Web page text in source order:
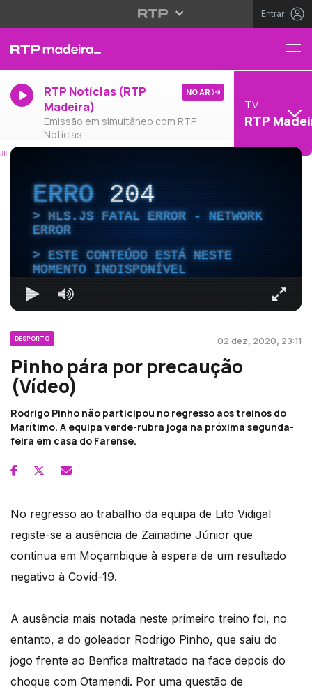
Entrar
RTP Notícias (RTP
Madeira)
Emissão em simultâneo com RTP
Notícias
NO AR
TV
RTP
ERRO204
HLS.JS FATAL ERROR - NETWORK
ERROR
ESTE CONTEÚDO ESTÁ NESTE
MOMENTO INDISPONÍVEL
DESPORTO 02 dez, 2020, 23:11
Pinho pára por precaução
(Vídeo)
Rodrigo Pinho não participou no regresso aos treinos do
Marítimo. A equipa verde-rubra joga na próxima segunda-
feira em casa do Farense.
No regresso ao trabalho da equipa de Lito Vidigal
registe-se a ausência de Zainadine Júnior que
continua em Moçambique à espera de um resultado
negativo à Covid-19.
A ausência mais notada neste primeiro treino foi, no
entanto, a do goleador Rodrigo Pinho, que saiu do
jogo frente ao Benfica maltratado na face depois do
choque com Otamendi. Por uma questão de